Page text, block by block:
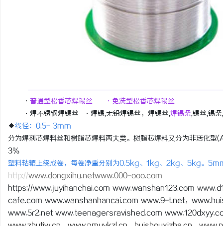
· 普通型松香芯焊锡丝 ·免洗型松香芯焊锡丝
·焊不锈钢焊锡丝 ·焊锡,无铅焊锡丝，焊锡丝,焊锡条,锡丝,锡
◆线径：0.5- 3mm
分为焊剂芯焊料丝和树脂芯焊料两大类。树脂芯焊料又分为非活化
3％
塑料轱辘上绕成卷，每卷净重分别为0.5kg、1kg、2kg、5kg。
http://www.dongxihu.netwww.000-ooo.com
https://www.juyihanchai.com www.wanshan123.com
cafe.com www.wanshanhancai.com www.9-t.net，
www.5r2.net www.teenagersravished.com